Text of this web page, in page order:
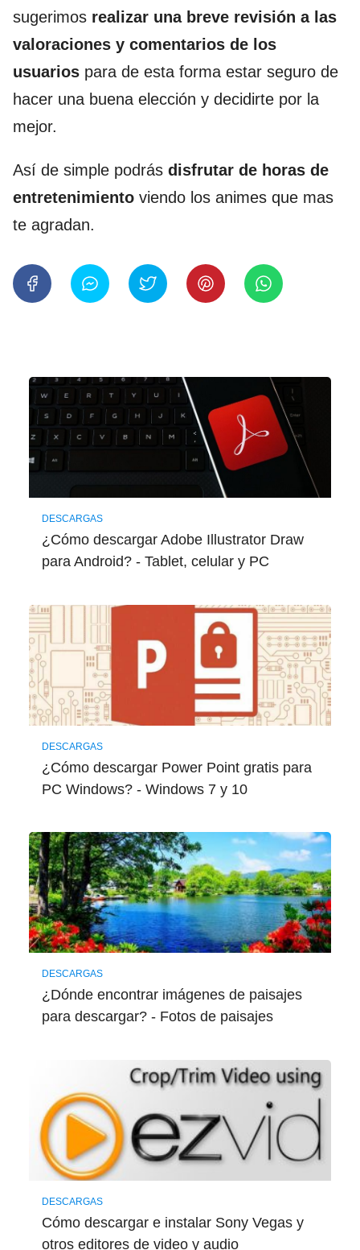
sugerimos realizar una breve revisión a las
valoraciones y comentarios de los
usuarios para de esta forma estar seguro de
hacer una buena elección y decidirte por la
mejor.
Así de simple podrás disfrutar de horas de
entretenimiento viendo los animes que mas
te agradan.
DESCARGAS
¿Cómo descargar Adobe Illustrator Draw
para Android? - Tablet, celular y PC
DESCARGAS
¿Cómo descargar Power Point gratis para
PC Windows? - Windows 7 y 10
DESCARGAS
¿Dónde encontrar imágenes de paisajes
para descargar? - Fotos de paisajes
DESCARGAS
Cómo descargar e instalar Sony Vegas y
otros editores de video y audio